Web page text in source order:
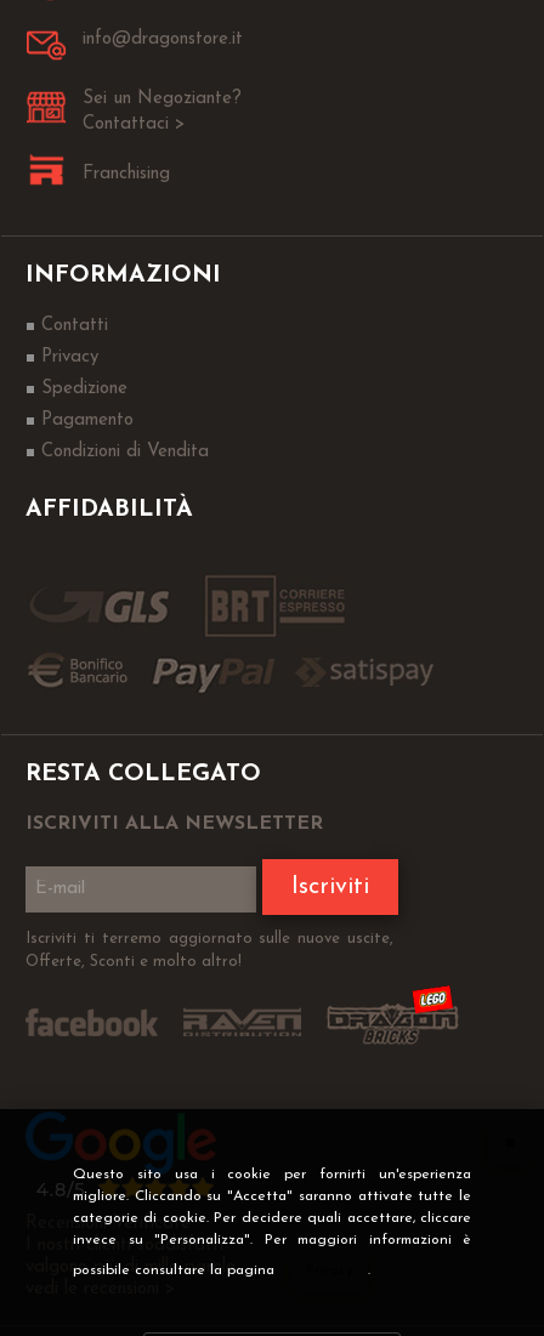
Questo sito usa i cookie per fornirti un'esperienza
migliore. Cliccando su "Accetta" saranno attivate tutte le
categorie di cookie. Per decidere quali accettare, cliccare
invece su "Personalizza". Per maggiori informazioni è
possibile consultare la pagina .
info@dragonstore.it
Sei un Negoziante?
Contattaci >
Franchising
INFORMAZIONI
Contatti
Privacy
Spedizione
Pagamento
Condizioni di Vendita
AFFIDABILITÀ
RESTA COLLEGATO
ISCRIVITI ALLA NEWSLETTER
Iscriviti
Iscriviti ti terremo aggiornato sulle nuove uscite,
Offerte, Sconti e molto altro!
Recensioni Verificate
I nostri clienti soddisfatti
valgono più di mille parole